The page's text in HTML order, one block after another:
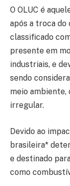
O OLUC é
após a troca do
classificado
presente em
industriais, e
sendo
meio ambiente,
irregular.
Devido ao
brasileira*
e destinado
como